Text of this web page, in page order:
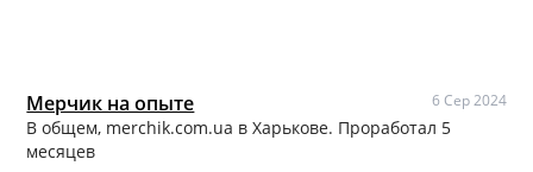
Мерчик на опыте 6 Сер 2024
В общем, merchik.com.ua в Харькове. Проработал 5
месяцев